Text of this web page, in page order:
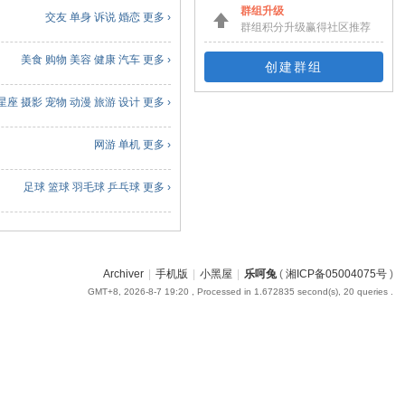
交友 单身 诉说 婚恋 更多 ›
美食 购物 美容 健康 汽车 更多 ›
座 摄影 宠物 动漫 旅游 设计 更多 ›
网游 单机 更多 ›
足球 篮球 羽毛球 乒乓球 更多 ›
群组升级
群组积分升级赢得社区推荐
创建群组
Archiver 手机版 小黑屋 乐呵兔( 湘ICP备05004075号)
GMT+8, 2026-8-7 19:20 , Processed in 1.672835 second(s), 20 queries .